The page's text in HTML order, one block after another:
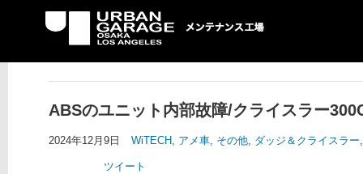
UG メンテナンス工場
ABSのユニット内部故障/クライスラー
2024年12月9日 WiTECH, アメ車, その他, ダッジ＆クライスラー
ツイート